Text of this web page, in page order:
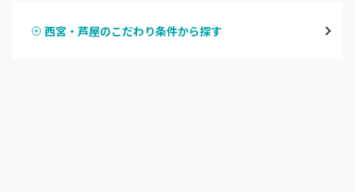
ハンドスカルプ
西宮・芦屋のこだわり条件から探す